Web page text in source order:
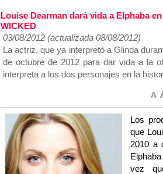
Louise Dearman dará vida a Elphaba
WICKED
03/08/2012 (actualizada 08/08/2012)
La actriz, que ya interpretó a Glinda
de octubre de 2012 para dar vida a la
interpreta a los dos personajes en la
Los
que
2010 a
vez